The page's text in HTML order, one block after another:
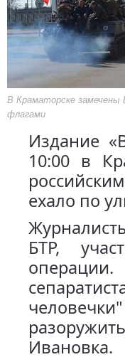
В Краматорске замечены
флагами
Издание
10:00 в
ехало по
БТР,
Ивановка.